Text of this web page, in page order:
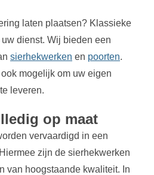
laten plaatsen? Klassieke
dienst. Wij bieden een
sierhekwerken en poorten.
mogelijk om uw eigen
leveren.
op maat
vervaardigd in een
zijn de sierhekwerken
van hoogstaande kwaliteit. In